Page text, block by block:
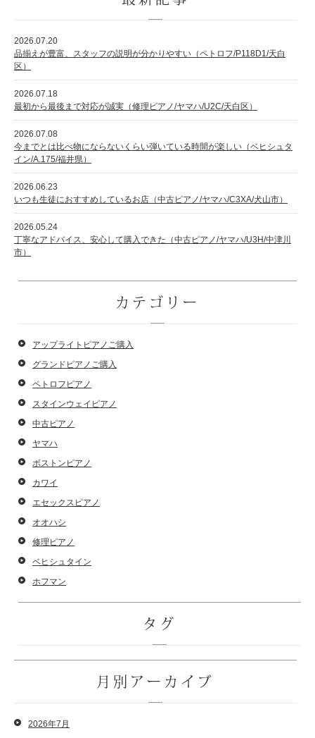
2026.07.20
品揃えが豊富、スタッフの説明が分かりやすい（ペトロフ/P118D1/天白
区）
2026.07.18
最初から最後まで対応が誠実（修理ピアノ/ヤマハ/U2C/天白区）
2026.07.08
今までとは比べ物にならないくらい弾いている時間が楽しい（ベヒシュタ
イン/A.175/福井県）
2026.06.23
いつも生徒におすすめしているお店（中古ピアノ/ヤマハ/C3XA/犬山市）
2026.05.24
丁寧なアドバイス、安心して購入できた（中古ピアノ/ヤマハ/U3H/中津川
市）
カテゴリー
アップライトピアノご購入
グランドピアノご購入
ペトロフピアノ
スタインウェイピアノ
中古ピアノ
ヤマハ
ボストンピアノ
カワイ
エセックスピアノ
オオハシ
修理ピアノ
ベヒシュタイン
ホフマン
タグ
月別アーカイブ
2026年7月